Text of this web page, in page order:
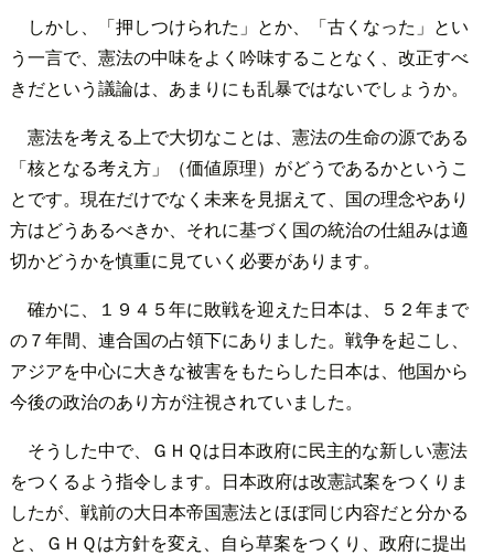
しかし、「押しつけられた」とか、「古くなった」とい
う一言で、憲法の中味をよく吟味することなく、改正すべ
きだという議論は、あまりにも乱暴ではないでしょうか。
憲法を考える上で大切なことは、憲法の生命の源である
「核となる考え方」（価値原理）がどうであるかというこ
とです。現在だけでなく未来を見据えて、国の理念やあり
方はどうあるべきか、それに基づく国の統治の仕組みは適
切かどうかを慎重に見ていく必要があります。
確かに、１９４５年に敗戦を迎えた日本は、５２年まで
の７年間、連合国の占領下にありました。戦争を起こし、
アジアを中心に大きな被害をもたらした日本は、他国から
今後の政治のあり方が注視されていました。
そうした中で、ＧＨＱは日本政府に民主的な新しい憲法
をつくるよう指令します。日本政府は改憲試案をつくりま
したが、戦前の大日本帝国憲法とほぼ同じ内容だと分かる
と、ＧＨＱは方針を変え、自ら草案をつくり、政府に提出